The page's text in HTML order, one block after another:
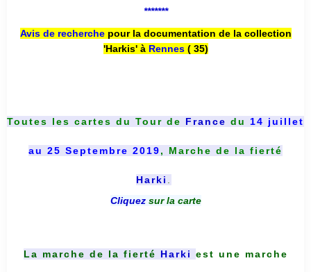
*******
Avis de recherche pour la documentation de la collection
'Harkis' à Rennes( 35)
Toutes les cartes du Tour de France du 14 juillet
au 25 Septembre 2019, Marche de la fierté
Harki
Cliquez sur la carte
La marche de la fierté Harki est une marche